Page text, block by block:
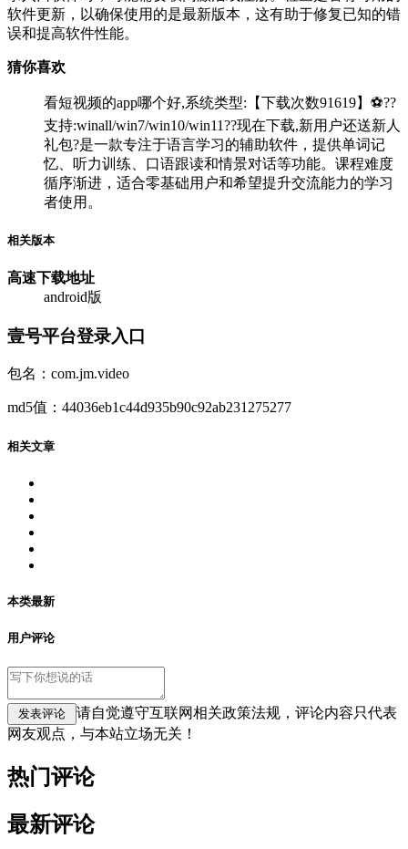
软件更新，以确保使用的是最新版本，这有助于修复已知的错
误和提高软件性能。
猜你喜欢
看短视频的app哪个好,系统类型:【下载次数91619】⚽??
支持:winall/win7/win10/win11??现在下载,新用户还送新人
礼包?是一款专注于语言学习的辅助软件，提供单词记
忆、听力训练、口语跟读和情景对话等功能。课程难度
循序渐进，适合零基础用户和希望提升交流能力的学习
者使用。
相关版本
高速下载地址
android版
壹号平台登录入口
包名：com.jm.video
md5值：44036eb1c44d935b90c92ab231275277
相关文章
本类最新
用户评论
请自觉遵守互联网相关政策法规，评论内容只代表
网友观点，与本站立场无关！
热门评论
最新评论